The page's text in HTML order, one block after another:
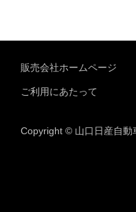
販売会社ホームページ
ご利用にあたって
Copyright © 山口日産自動